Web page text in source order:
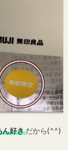
ん好きだから(^^)